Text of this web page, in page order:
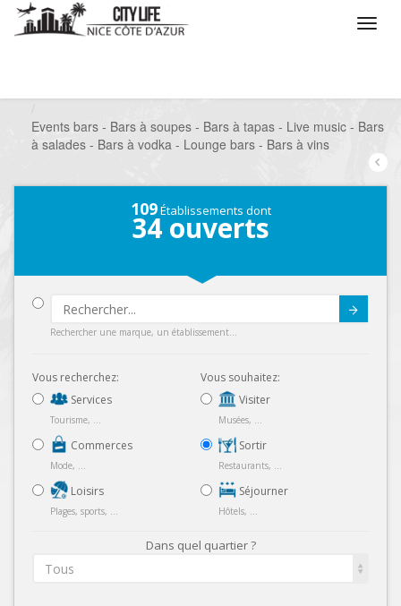
Events bars - Bars à soupes - Bars à tapas - Live music - Bars
à salades - Bars à vodka - Lounge bars - Bars à vins
109Établissements dont
34 ouverts
Rechercher une marque, un établissement...
Vous recherchez:
Services
Tourisme, ...
Commerces
Mode, ...
Loisirs
Plages, sports, ...
Vous souhaitez:
Visiter
Musées, ...
Sortir
Restaurants, ...
Séjourner
Hôtels, ...
Dans quel quartier ?
Tous